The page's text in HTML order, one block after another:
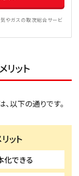
やガスの取次総合サービ
リット
以下の通りです。
ット
化できる